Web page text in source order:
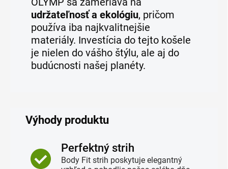
udržateľnosť a ekológiu, pričom
používa iba najkvalitnejšie
materiály. Investícia do tejto košele
je nielen do vášho štýlu, ale aj do
budúcnosti našej planéty.
Výhody produktu
Perfektný strih
Body Fit strih poskytuje elegantný